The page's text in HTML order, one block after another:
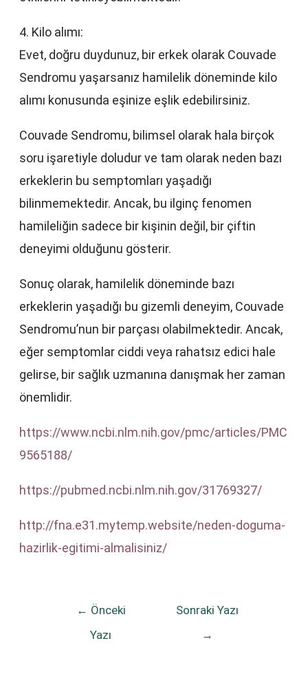
4. Kilo alımı:
Evet, doğru duydunuz, bir erkek olarak Couvade
Sendromu yaşarsanız hamilelik döneminde kilo
alımı konusunda eşinize eşlik edebilirsiniz.
Couvade Sendromu, bilimsel olarak hala birçok
soru işaretiyle doludur ve tam olarak neden bazı
erkeklerin bu semptomları yaşadığı
bilinmemektedir. Ancak, bu ilginç fenomen
hamileliğin sadece bir kişinin değil, bir çiftin
deneyimi olduğunu gösterir.
Sonuç olarak, hamilelik döneminde bazı
erkeklerin yaşadığı bu gizemli deneyim, Couvade
Sendromu’nun bir parçası olabilmektedir. Ancak,
eğer semptomlar ciddi veya rahatsız edici hale
gelirse, bir sağlık uzmanına danışmak her zaman
önemlidir.
https://www.ncbi.nlm.nih.gov/pmc/articles/PMC
9565188/
https://pubmed.ncbi.nlm.nih.gov/31769327/
http://fna.e31.mytemp.website/neden-doguma-
hazirlik-egitimi-almalisiniz/
← Önceki
Yazı
Sonraki Yazı
→